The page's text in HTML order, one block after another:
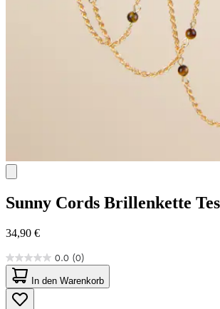
Sunny Cords Brillenkette
34,90 €
0.0 (0)
0.0
von
5
Sternen.
In den Warenkorb